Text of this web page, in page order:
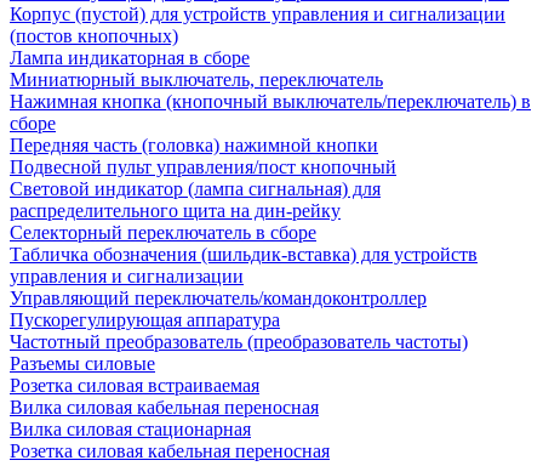
Корпус (пустой) для устройств управления и сигнализации
(постов кнопочных)
Лампа индикаторная в сборе
Миниатюрный выключатель, переключатель
Нажимная кнопка (кнопочный выключатель/переключатель) в
сборе
Передняя часть (головка) нажимной кнопки
Подвесной пульт управления/пост кнопочный
Световой индикатор (лампа сигнальная) для
распределительного щита на дин-рейку
Селекторный переключатель в сборе
Табличка обозначения (шильдик-вставка) для устройств
управления и сигнализации
Управляющий переключатель/командоконтроллер
Пускорегулирующая аппаратура
Частотный преобразователь (преобразователь частоты)
Разъемы силовые
Розетка силовая встраиваемая
Вилка силовая кабельная переносная
Вилка силовая стационарная
Розетка силовая кабельная переносная